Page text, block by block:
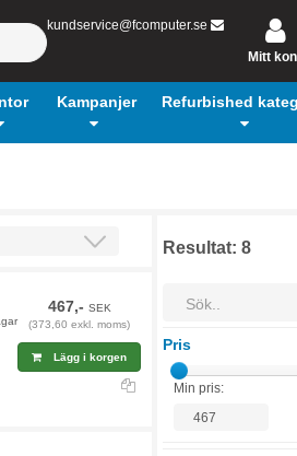
kundservice@fcomputer.se
Mitt
Kampanjer Refurbished
Resultat:8
Pris
Min pris:
467,- SEK
(373,60 exkl. moms)
Lägg i korgen